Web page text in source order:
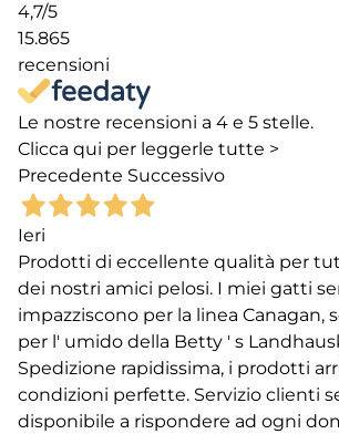
4,7/5
15.865
recensioni
Le nostre recensioni a 4 e 5 stelle.
Clicca qui per leggerle tutte >
Precedente Successivo
Ieri
Prodotti di eccellente qualità per
dei nostri amici pelosi. I miei gatti
impazziscono per la linea Canagan,
per l' umido della Betty ' s
Spedizione rapidissima, i prodotti
condizioni perfette. Servizio clienti
disponibile a rispondere ad ogni